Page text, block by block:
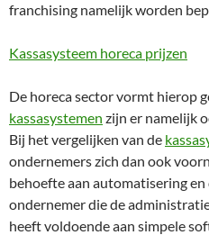
franchising namelijk worden
Kassasysteem horeca prijzen
De horeca sector vormt hierop
kassasystemen zijn er namelijk
Bij het vergelijken van de
ondernemers zich dan ook
behoefte aan automatisering en
ondernemer die de
heeft voldoende aan simpele